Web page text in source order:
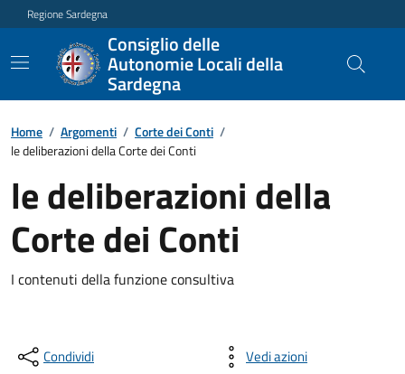
Regione Sardegna
Consiglio delle
Autonomie Locali della
Sardegna
Home / Argomenti / Corte dei Conti /
le deliberazioni della Corte dei Conti
le deliberazioni della
Corte dei Conti
I contenuti della funzione consultiva
Condividi Vedi azioni